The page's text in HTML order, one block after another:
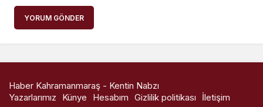
YORUM GÖNDER
Haber Kahramanmaraş - Kentin Nabzı
Yazarlarımız
Künye Hesabım Gizlilik politikası İletişim